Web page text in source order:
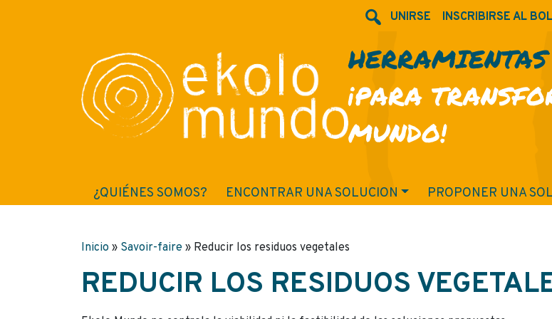
UNIRSE INSCRIBIRSE AL
¡PARA
MUNDO!
¿QUIÉNES SOMOS? ENCONTRAR UNA SOLUCION PROPONER UNA
Inicio » Savoir-faire » Reducir los residuos vegetales
REDUCIR LOS RESIDUOS